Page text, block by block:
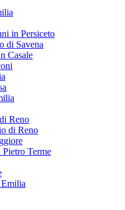
in Persiceto
di Savena
Casale
Reno
di Reno
Pietro Terme